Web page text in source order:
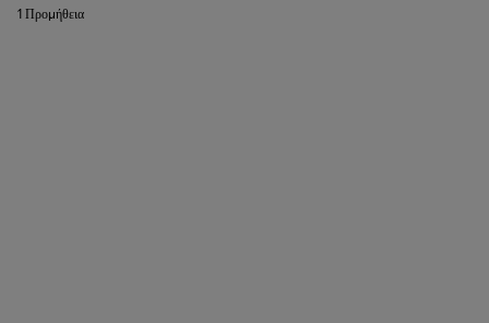
1Προμήθεια